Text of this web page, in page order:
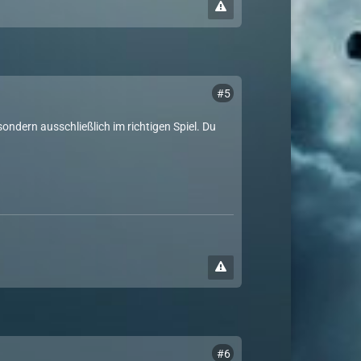
#5
ausschließlich im richtigen Spiel. Du
#6